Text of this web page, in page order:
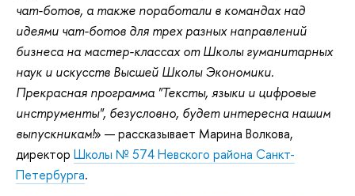
чат-ботов, а также поработали в командах над
идеями чат-ботов для трех разных направлений
бизнеса на мастер-классах от Школы гуманитарных
наук и искусств Высшей Школы Экономики.
Прекрасная программа "Тексты, языки и цифровые
инструменты", безусловно, будет интересна нашим
выпускникам!» — рассказывает Марина Волкова,
директор Школы № 574 Невского района Санкт-
Петербурга.